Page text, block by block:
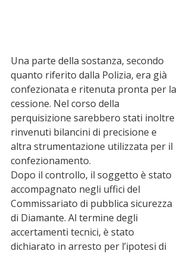
Una parte della sostanza, secondo
quanto riferito dalla Polizia, era già
confezionata e ritenuta pronta per la
cessione. Nel corso della
perquisizione sarebbero stati inoltre
rinvenuti bilancini di precisione e
altra strumentazione utilizzata per il
confezionamento.
Dopo il controllo, il soggetto è stato
accompagnato negli uffici del
Commissariato di pubblica sicurezza
di Diamante. Al termine degli
accertamenti tecnici, è stato
dichiarato in arresto per l’ipotesi di